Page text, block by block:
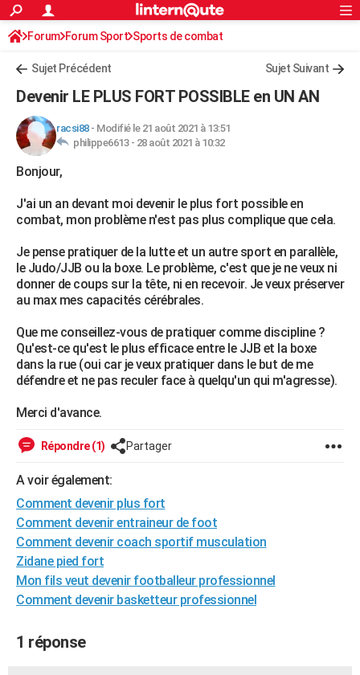
ACTUALITÉS
Politique
Société
Faits Divers
Education
Monde
Villes
+
FINANCE
Retraite
Impôts
Epargne
Immobilier
Risques naturels par ville
Banque
Assurance
Crédit
AUTO
Essais
Réserver un essai
Citadines
Berlines
SUV
Forum auto
+HIGH-TECH
Mobiles
Meilleur smartphone
Internet
Ordinateurs
Jeux vidéo
Guide high-tech
+BRICOLAGE
Forum
Aménagement intérieur
Extérieur
Cuisine
Salle de bains
Jardinage
Rangement
WEEK-END
Guides de France
Escapades
Patrimoine
Expositions
Musées
Week-end nature
LIFESTYLE
Alimentation
Guide de la santé
Maladies
Médicaments
Sommeil
VOYAGE
Destinations
City break
Voyage nature
Voyage de noces
Forum
Climat
+PHOTO
GUIDES D'ACHAT
BONS PLANS
CARTE DE VOEUX
Carte de Noël
Carte Bonne année
Carte Saint-Valentin
Carte Pâques
Carte d'anniversaire
DICTIONNAIRE
Dictionnaire
Biographies
Citations
Expressions
Proverbes
PROGRAMME TV
COPAINS D'AVANT
S'inscrire
Se connecter
Lycées
Collèges
Primaires
Universités
Entreprises
Service militaire
Avis de recherche
AVIS DE DÉCÈS
FORUM
S'inscrire
Connexion
Forum Forum Sport Sports de combat
Sujet Précédent Sujet Suivant
Devenir LE PLUS FORT POSSIBLE en UN AN
racsi88- Modifié le 21 août 2021 à 13:51
philippe6613 - 28 août 2021 à 10:32
Bonjour,
J'ai un an devant moi devenir le plus fort possible en
combat, mon problème n'est pas plus complique que cela.
Je pense pratiquer de la lutte et un autre sport en parallèle,
le Judo/JJB ou la boxe. Le problème, c'est que je ne veux ni
donner de coups sur la tête, ni en recevoir. Je veux préserver
au max mes capacités cérébrales.
Que me conseillez-vous de pratiquer comme discipline ?
Qu'est-ce qu'est le plus efficace entre le JJB et la boxe
dans la rue (oui car je veux pratiquer dans le but de me
défendre et ne pas reculer face à quelqu'un qui m'agresse).
Merci d'avance.
Répondre (1) Partager
A voir également:
Comment devenir plus fort
Comment devenir entraineur de foot
Comment devenir coach sportif musculation
Zidane pied fort
Mon fils veut devenir footballeur professionnel
Comment devenir basketteur professionnel
1 réponse